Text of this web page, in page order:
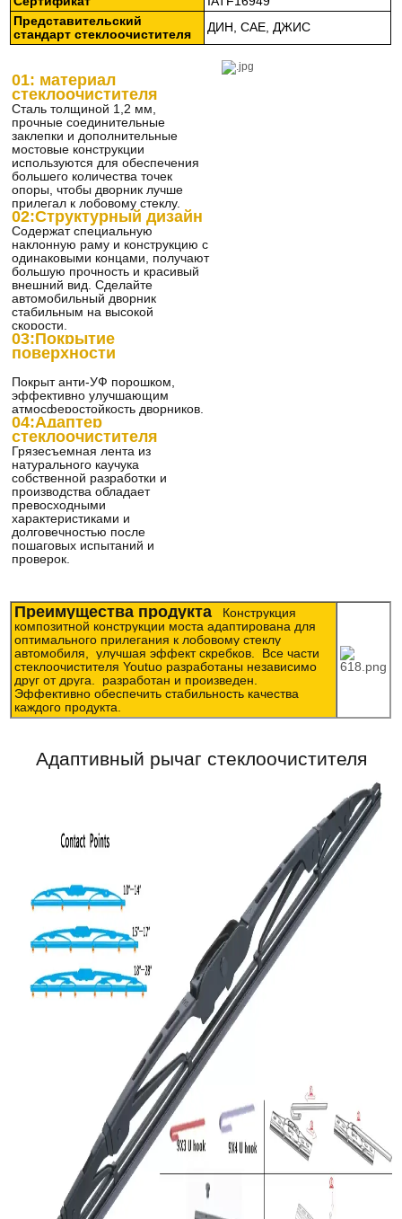
Представительский
стандарт стеклоочистителя ДИН, САЕ, ДЖИС
01: материал
стеклоочистителя
Сталь толщиной 1,2 мм,
прочные соединительные
заклепки и дополнительные
мостовые конструкции
используются для обеспечения
большего количества точек
опоры, чтобы дворник лучше
прилегал к лобовому стеклу.
02:Структурный дизайн
Содержат специальную
наклонную раму и конструкцию с
одинаковыми концами, получают
большую прочность и красивый
внешний вид. Сделайте
автомобильный дворник
стабильным на высокой
скорости.
03:Покрытие
поверхности
Покрыт анти-УФ порошком,
эффективно улучшающим
атмосферостойкость дворников.
04:Адаптер
стеклоочистителя
Грязесъемная лента из
натурального каучука
собственной разработки и
производства обладает
превосходными
характеристиками и
долговечностью после
пошаговых испытаний и
проверок.
Преимущества продукта
Конструкция
композитной конструкции моста адаптирована для
оптимального прилегания к лобовому стеклу
автомобиля,
улучшая эффект скребков.
Все части
стеклоочистителя Youtuo разработаны независимо
друг от друга.
разработан и произведен.
Эффективно обеспечить стабильность качества
каждого продукта.
Адаптивный рычаг стеклоочистителя